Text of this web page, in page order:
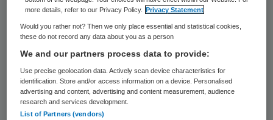
privacygevoelige dossiers te doen. Zij kozen
voor een digitale werkomgeving en startten
een succesvolle samenwerking met I-
FourC.
Begin 2015 werd de fusie tussen Orbis
Medisch en Zorgconcern en Atrium Medisch
more details, refer to our Privacy Policy.
Privacy Statement
Would you rather not? Then we only place essential and statistical cookies,
these do not record any data about you as a person
We and our partners process data to provide:
Use precise geolocation data. Actively scan device characteristics for
identification. Store and/or access information on a device. Personalised
advertising and content, advertising and content measurement, audience
research and services development.
List of Partners (vendors)